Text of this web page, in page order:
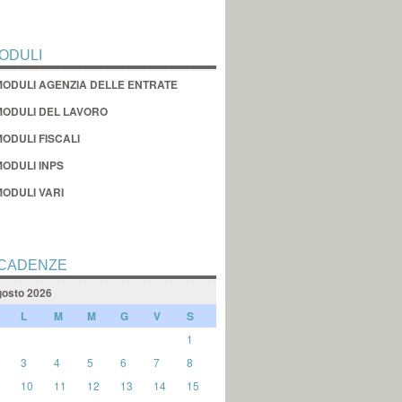
AGENZIA DELLE ENTRATE
DEL LAVORO
FISCALI
INPS
VARI
2026
L M M G V S
1
3 4 5 6 7
8
10 11 12 13 14
15